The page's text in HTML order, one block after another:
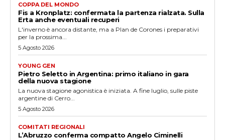
COPPA DEL MONDO
Fis a Kronplatz: confermata la partenza rialzata. Sulla
Erta anche eventuali recuperi
L'inverno è ancora distante, ma a Plan de Corones i preparativi
per la prossima...
5 Agosto 2026
YOUNG GEN
Pietro Seletto in Argentina: primo italiano in gara
della nuova stagione
La nuova stagione agonistica è iniziata. A fine luglio, sulle piste
argentine di Cerro...
5 Agosto 2026
COMITATI REGIONALI
L’Abruzzo conferma compatto Angelo Ciminelli